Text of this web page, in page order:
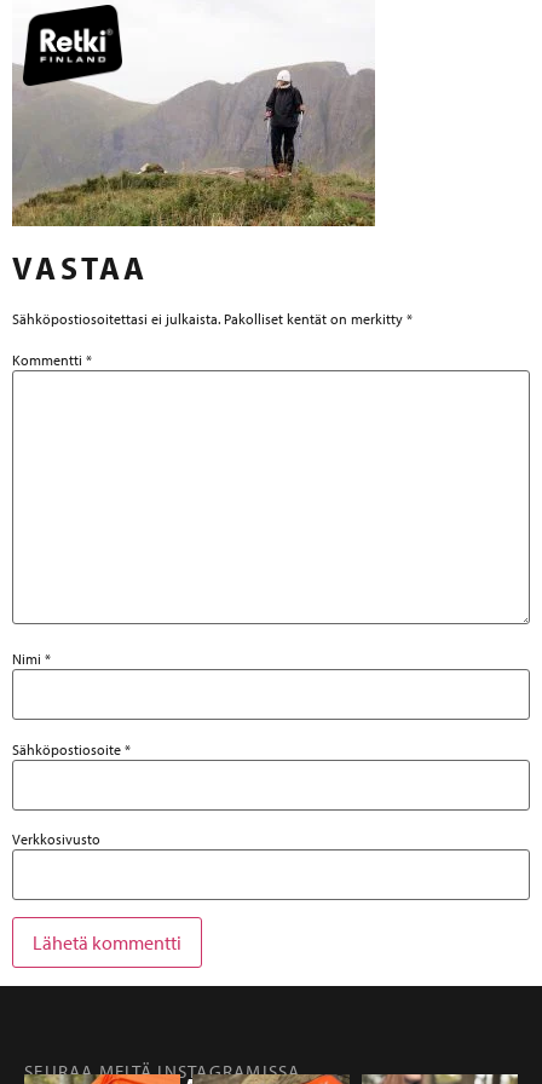
VASTAA
Sähköpostiosoitettasi ei julkaista. Pakolliset kentät on merkitty *
Kommentti *
Nimi *
Sähköpostiosoite *
Verkkosivusto
SEURAA MEITÄ INSTAGRAMISSA